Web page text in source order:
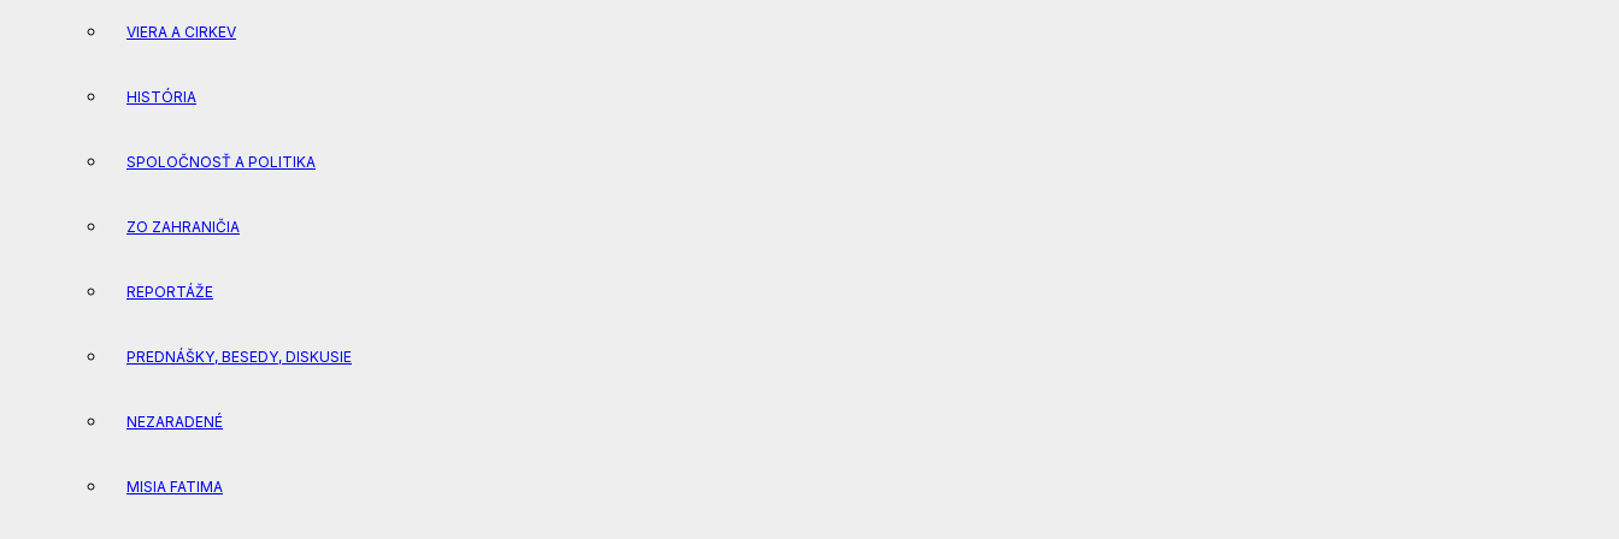
VIERA A CIRKEV
HISTÓRIA
SPOLOČNOSŤ A POLITIKA
ZO ZAHRANIČIA
REPORTÁŽE
PREDNÁŠKY, BESEDY, DISKUSIE
NEZARADENÉ
MISIA FATIMA